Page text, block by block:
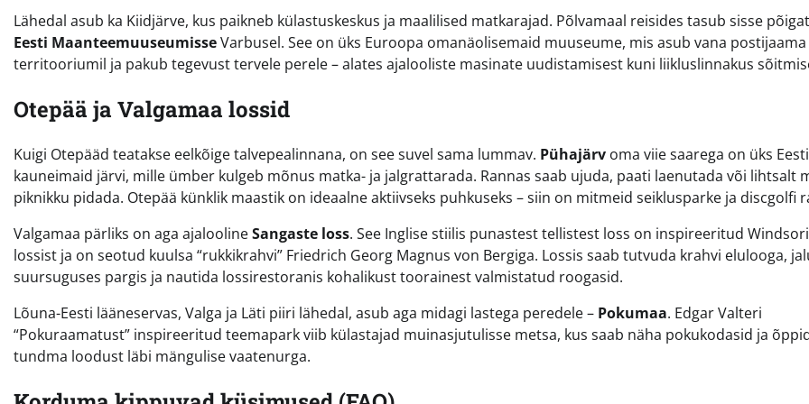
Lähedal asub ka Kiidjärve, kus paikneb külastuskeskus ja maalilised matkarajad. Põlvamaal reisides tasub sisse
Eesti MaanteemuuseumisseVarbusel. See on üks Euroopa omanäolisemaid muuseume, mis asub vana postijaama
territooriumil ja pakub tegevust tervele perele – alates ajalooliste masinate uudistamisest kuni liikluslinnakus
Otepää ja Valgamaa lossid
Kuigi Otepääd teatakse eelkõige talvepealinnana, on see suvel sama lummav. Pühajärv oma viie saarega on üks Eesti
kauneimaid järvi, mille ümber kulgeb mõnus matka- ja jalgrattarada. Rannas saab ujuda, paati laenutada või lihtsalt
piknikku pidada. Otepää künklik maastik on ideaalne aktiivseks puhkuseks – siin on mitmeid seiklusparke ja discgolfi
Valgamaa pärliks on aga ajaloolineSangaste loss. See Inglise stiilis punastest tellistest loss on inspireeritud Windsori
lossist ja on seotud kuulsa “rukkikrahvi” Friedrich Georg Magnus von Bergiga. Lossis saab tutvuda krahvi elulooga,
suursuguses pargis ja nautida lossirestoranis kohalikust toorainest valmistatud roogasid.
Lõuna-Eesti lääneservas, Valga ja Läti piiri lähedal, asub aga midagi lastega peredele – Pokumaa. Edgar Valteri
“Pokuraamatust” inspireeritud teemapark viib külastajad muinasjutulisse metsa, kus saab näha pokukodasid ja
tundma loodust läbi mängulise vaatenurga.